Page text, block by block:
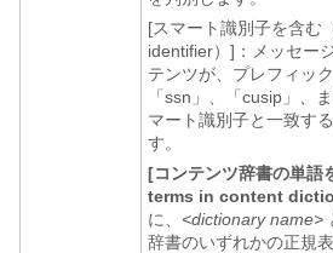
[スマート識別子を含む
identifier）]：メッセー
テンツが、プレフィッ
「ssn」、「cusip」、
マート識別子と一致す
す。
[コンテンツ辞書の単語
terms in content
に、 <dictionary name>
辞書のいずれかの正規